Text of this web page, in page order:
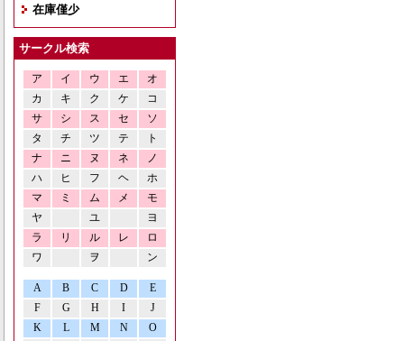
在庫僅少
サークル検索
ア イ ウ エ
オ
カ
キ ク ケ
コ
サ
シ ス セ
ソ
タ
チ ツ テ
ト
ナ
ニ ヌ ネ
ノ
ハ
ヒ フ ヘ
ホ
マ
ミ ム メ
モ
ヤ
ユ
ヨ
ラ
リ ル レ
ロ
ワ
ヲ ン
A B C D
E
F
G H I
J
K
L M N O